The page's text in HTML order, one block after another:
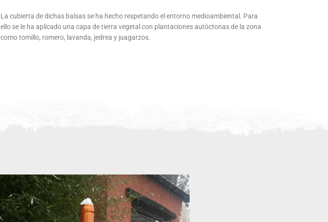
La cubierta de dichas balsas se ha hecho respetando el entorno medioambiental. Para
ello se le ha aplicado una capa de tierra vegetal con plantaciones autóctonas de la zona
como tomillo, romero, lavanda, jedrea y juagarzos.